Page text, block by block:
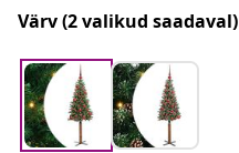
Värv(2 valikud saadaval)